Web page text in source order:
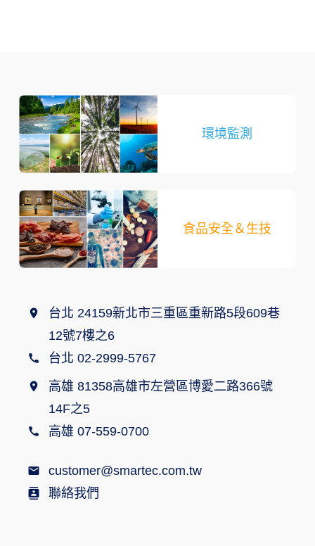
環境監測
食品安全＆生技
台北 24159新北市三重區重新路5段609巷
12號7樓之6
台北 02-2999-5767
高雄 81358高雄市左營區博愛二路366號
14F之5
高雄 07-559-0700
customer@smartec.com.tw
聯絡我們